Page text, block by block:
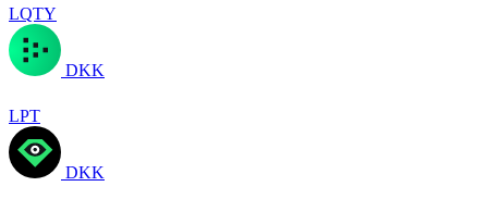
LQTY
DKK
LPT
DKK